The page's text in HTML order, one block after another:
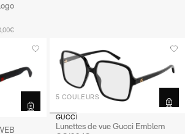
5 COULEURS
GUCCI
Lunettes de vue Gucci Emblem